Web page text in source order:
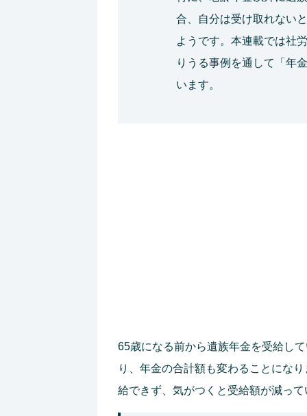
合、自分は受け取れない
ようです。本連載では社
りうる事例を通して「年
います。
65歳になる前から遺族年金を受給し
り、年金の合計額も変わることにな
給できず、気がつくと受給額が減っ